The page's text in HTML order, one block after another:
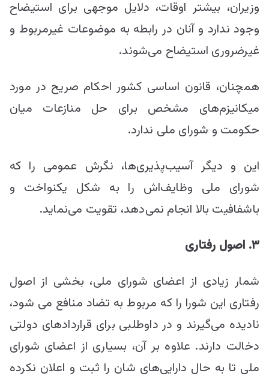
وزیران، بیشتر اوقات، دلایل موجهی برای استیضاح
وجود ندارد و آنان در رابطه به موضوعات غیرمربوط و
غیرضروری استیضاح می‌شوند.
همچنان، قانون اساسی کشور احکام صریح در مورد
میکانیزم‌های مشخص برای حل منازعات میان
حکومت و شورای ملی ندارد.
این و دیگر آسیب‌پذیری‌ها، نگرش عمومی را که
شورای ملی وظایف‌اش را به شکل یکنواخت و
باشفافیت بالا انجام نمی‌دهد، تقویت می‌نماید.
۳. اصول رفتاری
شمار زیادی از اعضای شورای ملی، بخشی از اصول
رفتاری این شورا را که مربوط به تضاد منافع می شود،
نادیده می‌گیرند و در داوطلبی برای قرارداد‌های دولتی
دخالت دارند. علاوه بر آن، بسیاری از اعضای شورای
ملی تا به حال دارایی‌های شان را ثبت و اعلان نکرده